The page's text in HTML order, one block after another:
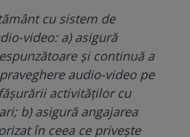
cu sistem de
video: a) asigură
și continuă a
audio-video pe
activităților cu
b) asigură angajarea
în ceea ce privește